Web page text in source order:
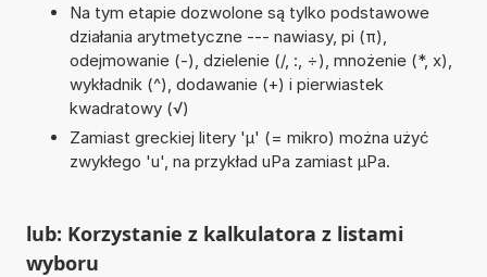
Na tym etapie dozwolone są tylko podstawowe
działania arytmetyczne --- nawiasy, pi (π),
odejmowanie (-), dzielenie (/, :, ÷), mnożenie (*, x),
wykładnik (^), dodawanie (+) i pierwiastek
kwadratowy (√)
Zamiast greckiej litery 'µ' (= mikro) można użyć
zwykłego 'u', na przykład uPa zamiast µPa.
lub: Korzystanie z kalkulatora z listami
wyboru